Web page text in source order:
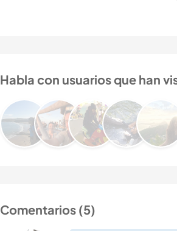
Habla con usuarios que han
Comentarios (5)